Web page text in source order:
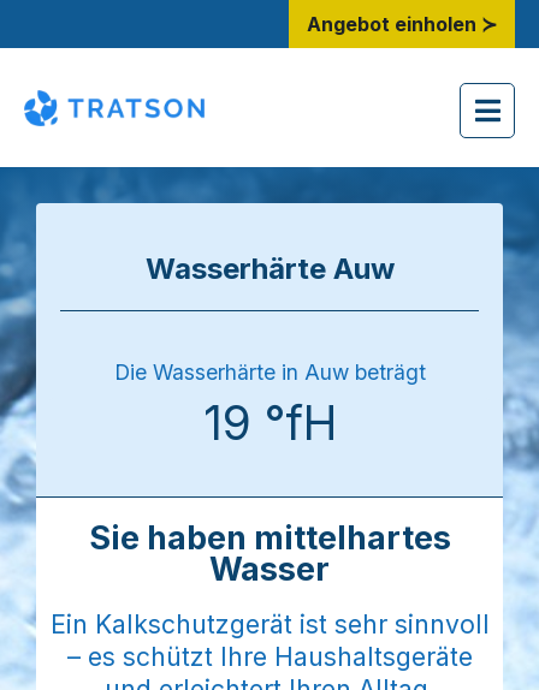
Angebot einholen ≻
Wasserhärte Auw
Die Wasserhärte in Auw beträgt
19 °fH
Sie haben mittelhartes
Wasser
Ein Kalkschutzgerät ist sehr sinnvoll
– es schützt Ihre Haushaltsgeräte